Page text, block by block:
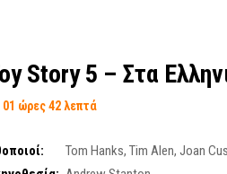
Story 5 – Στα
01 ώρες 42 λεπτά
Tom Hanks,Tim Alen,Joan